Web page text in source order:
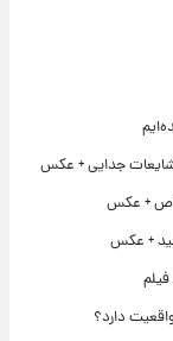
جدایی + عکس
+ عکس
دارد؟